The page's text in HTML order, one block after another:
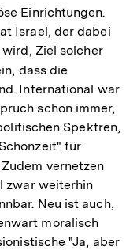
Einrichtungen.
Israel, der dabei
Ziel solcher
dass die
International war
schon immer,
Spektren,
für
Zudem vernetzen
zwar weiterhin
Neu ist auch,
moralisch
"Ja, aber